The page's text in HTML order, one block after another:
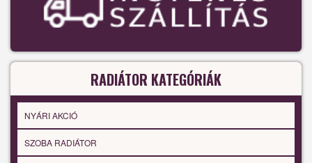
RADIÁTOR KATEGÓRIÁK
NYÁRI AKCIÓ
SZOBA RADIÁTOR